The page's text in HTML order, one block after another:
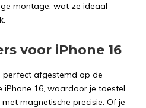
montage, wat ze ideaal
voor iPhone 16
perfect afgestemd op de
iPhone 16, waardoor je toestel
magnetische precisie. Of je